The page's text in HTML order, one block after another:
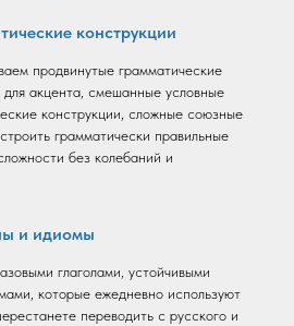
конструкции
продвинутые грамматические
акцента, смешанные условные
конструкции, сложные союзные
грамматически правильные
без колебаний и
и идиомы
глаголами, устойчивыми
которые ежедневно используют
переводить с русского и